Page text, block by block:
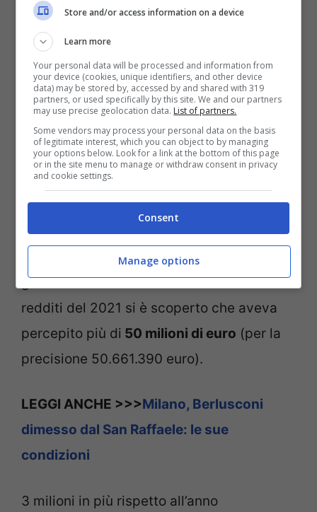
Silvio Berlusconi (Ansa Foto)
Stiamo parlando di quasi 50 milioni di euro
che sono stati denunciati al Fisco. E’
proprio Berlusconi si è piazzato al primo
posto per patrimonio (che riguarda auto,
ville e soldi), sia nel Parlamento italiano
che in quello diBruxelles. Non solo: anche
per quanto riguarda i leader di partito e di
governo. Nell’ultima dichiarazione dei
redditi del 2021 si è scoperto che aveva
percepito più di 50 milioni di euro (per la
precisione 50.661.390 euro).
LEGGI ANCHE >>>Milano, Berlusconi
dimesso dal San Raffaele: le sue
condizioni
3 milioni in più rispetto all’anno
Store and/or access information on a device
Learn more
Your personal data will be processed and information from
your device (cookies, unique identifiers, and other device
data) may be stored by, accessed by and shared with 319
partners, or used specifically by this site. We and our partners
may use precise geolocation data. List of partners.
Some vendors may process your personal data on the basis
of legitimate interest, which you can object to by managing
your options below. Look for a link at the bottom of this page
or in the site menu to manage or withdraw consent in privacy
and cookie settings.
Consent
Manage options